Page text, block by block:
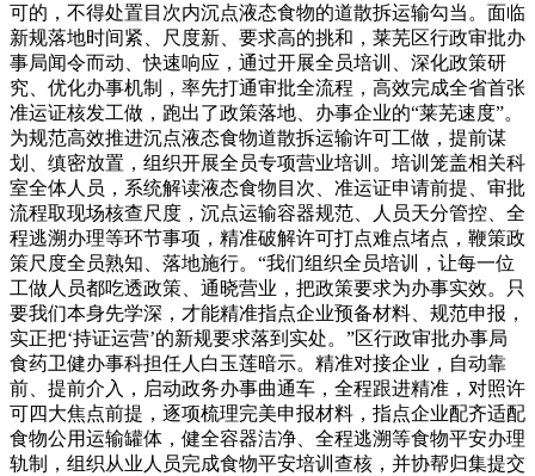
可的，不得处置目次内沉点液态食物的道散拆运输勾当。面临
新规落地时间紧、尺度新、要求高的挑和，莱芜区行政审批办
事局闻令而动、快速响应，通过开展全员培训、深化政策研
究、优化办事机制，率先打通审批全流程，高效完成全省首张
准运证核发工做，跑出了政策落地、办事企业的“莱芜速度”。
为规范高效推进沉点液态食物道散拆运输许可工做，提前谋
划、缜密放置，组织开展全员专项营业培训。培训笼盖相关科
室全体人员，系统解读液态食物目次、准运证申请前提、审批
流程取现场核查尺度，沉点运输容器规范、人员天分管控、全
程逃溯办理等环节事项，精准破解许可打点难点堵点，鞭策政
策尺度全员熟知、落地施行。“我们组织全员培训，让每一位
工做人员都吃透政策、通晓营业，把政策要求为办事实效。只
要我们本身先学深，才能精准指点企业预备材料、规范申报，
实正把‘持证运营’的新规要求落到实处。”区行政审批办事局
食药卫健办事科担任人白玉莲暗示。精准对接企业，自动靠
前、提前介入，启动政务办事曲通车，全程跟进精准，对照许
可四大焦点前提，逐项梳理完美申报材料，指点企业配齐适配
食物公用运输罐体，健全容器洁净、全程逃溯等食物平安办理
轨制，组织从业人员完成食物平安培训查核，并协帮归集提交